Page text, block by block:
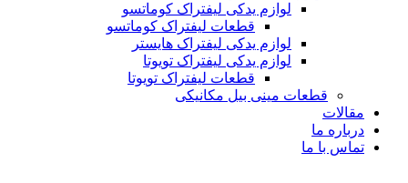
لوازم یدکی لیفتراک کوماتسو
قطعات لیفتراک کوماتسو
لوازم یدکی لیفتراک هایستر
لوازم یدکی لیفتراک تویوتا
قطعات لیفتراک تویوتا
قطعات مینی بیل مکانیکی
ما
با ما